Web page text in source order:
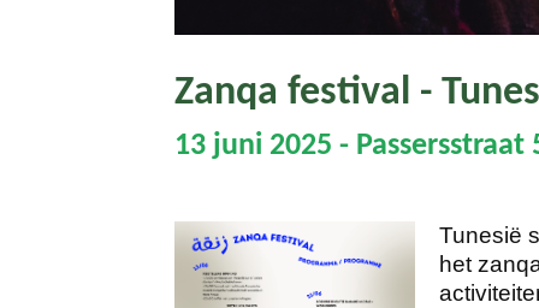
Zanqa festival -
13 juni 2025 -
Tunesië
het